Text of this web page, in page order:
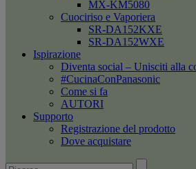
MX-KM5080
Cuociriso e Vaporiera
SR-DA152KXE
SR-DA152WXE
Ispirazione
Diventa social – Unisciti alla
#CucinaConPanasonic
Come si fa
AUTORI
Supporto
Registrazione del prodotto
Dove acquistare